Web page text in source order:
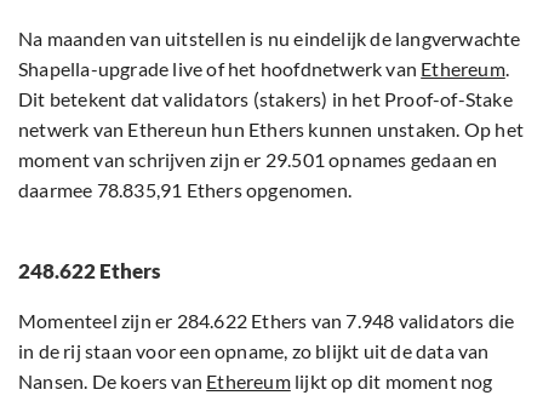
Na maanden van uitstellen is nu eindelijk de langverwachte
Shapella-upgrade live of het hoofdnetwerk van Ethereum.
Dit betekent dat validators (stakers) in het Proof-of-Stake
netwerk van Ethereun hun Ethers kunnen unstaken. Op het
moment van schrijven zijn er 29.501 opnames gedaan en
daarmee 78.835,91 Ethers opgenomen.
248.622 Ethers
Momenteel zijn er 284.622 Ethers van 7.948 validators die
in de rij staan voor een opname, zo blijkt uit de data van
Nansen. De koers van Ethereumlijkt op dit moment nog